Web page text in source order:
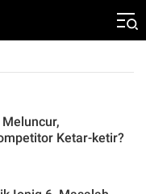
Ketar-ketir?